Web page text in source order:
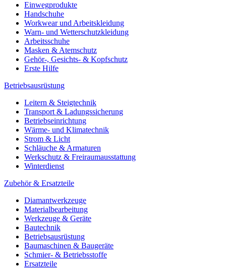
Einwegprodukte
Handschuhe
Workwear und Arbeitskleidung
Warn- und Wetterschutzkleidung
Arbeitsschuhe
Masken & Atemschutz
Gehör-, Gesichts- & Kopfschutz
Erste Hilfe
Betriebsausrüstung
Leitern & Steigtechnik
Transport & Ladungssicherung
Betriebseinrichtung
Wärme- und Klimatechnik
Strom & Licht
Schläuche & Armaturen
Werkschutz & Freiraumausstattung
Winterdienst
Zubehör & Ersatzteile
Diamantwerkzeuge
Materialbearbeitung
Werkzeuge & Geräte
Bautechnik
Betriebsausrüstung
Baumaschinen & Baugeräte
Schmier- & Betriebsstoffe
Ersatzteile